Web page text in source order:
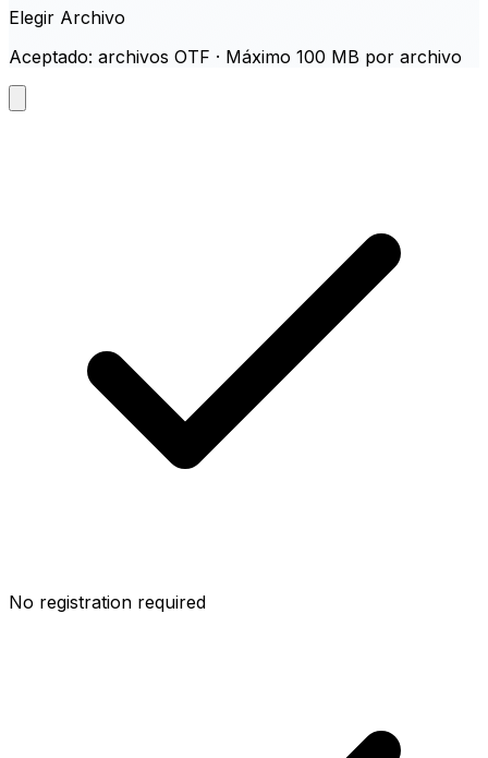
Elegir Archivo
Aceptado: archivos OTF · Máximo 100 MB por archivo
No registration required